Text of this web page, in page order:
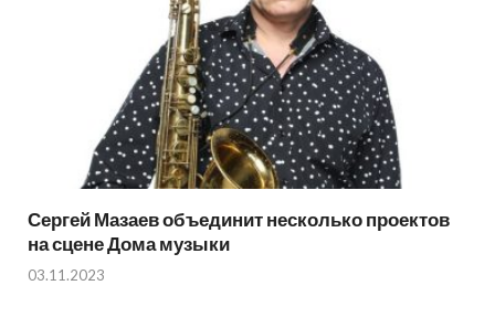
Сергей Мазаев объединит несколько проектов
на сцене Дома музыки
03.11.2023